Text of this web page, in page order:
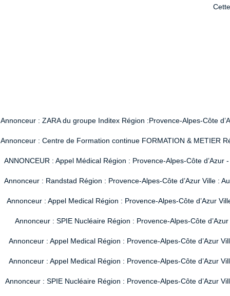
Annonceur : ZARA du groupe Inditex Région :Provence-Alpes-Côte
Annonceur : Centre de Formation continue FORMATION & METIER
ANNONCEUR : Appel Médical Région : Provence-Alpes-Côte
Annonceur : Randstad Région : Provence-Alpes-Côte d’Azur Ville :
Annonceur : Appel Medical Région : Provence-Alpes-Côte d’Azur
Annonceur : SPIE Nucléaire Région : Provence-Alpes-Côte
Annonceur : Appel Medical Région : Provence-Alpes-Côte d’Azur
Annonceur : Appel Medical Région : Provence-Alpes-Côte d’Azur
Annonceur : SPIE Nucléaire Région : Provence-Alpes-Côte d’Azur